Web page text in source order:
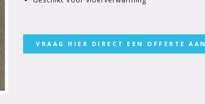
VRAAG HIER DIRECT EEN OFFERTE AAN